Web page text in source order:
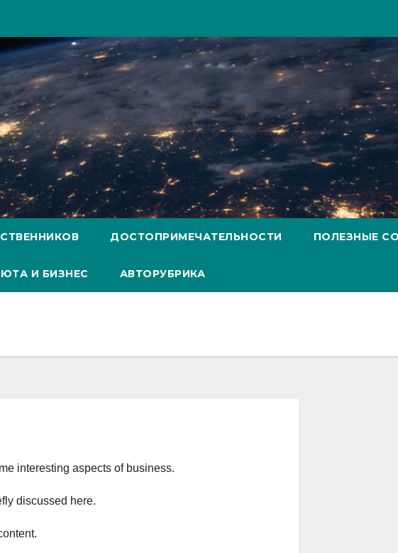
ДОСТОПРИМЕЧАТЕЛЬНОСТИ ПОЛЕЗНЫЕ
И БИЗНЕС АВТОРУБРИКА
interesting aspects of business.
discussed here.